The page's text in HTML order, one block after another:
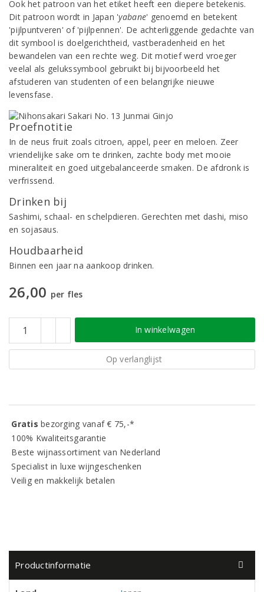
Ook het patroon van het etiket heeft een diepere betekenis.
Dit patroon wordt in Japan 'yabane' genoemd en betekent
'pijlpuntveren' of 'pijlpennen'. De achterliggende gedachte van
dit symbool is doelgerichtheid, vastberadenheid en het
bewandelen van een rechte weg. Dit motief werd vroeger
veelal als gelukssymbool gebruikt bij bijvoorbeeld het
afstuderen van studenten of een belangrijke nieuwe
levensfase.
Proefnotitie
In de neus fruit zoals citroen, appel, peer en meloen. Zeer
vriendelijke sake om te drinken, zachte body met mooie
mineraliteit en goed uitgebalanceerde smaken. De afdronk is
verfrissend.
Drinken bij
Sashimi, schaal- en schelpdieren. Gerechten met dashi, miso
en sojasaus.
Houdbaarheid
Binnen een jaar na aankoop drinken.
26,00 per fles
In winkelwagen
Op verlanglijst
Gratisbezorging vanaf € 75,-*
100% Kwaliteitsgarantie
Beste wijnassortiment van Nederland
Specialist in luxe wijngeschenken
Veilig en makkelijk betalen
Productinformatie